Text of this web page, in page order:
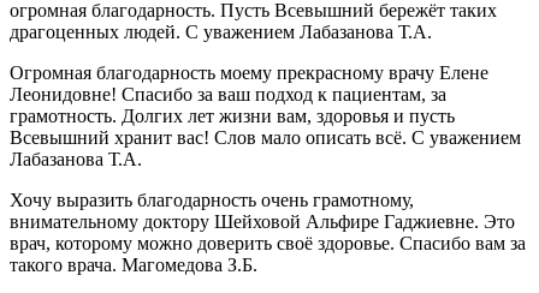
огромная благодарность. Пусть Всевышний бережёт таких
драгоценных людей. С уважением Лабазанова Т.А.
Огромная благодарность моему прекрасному врачу Елене
Леонидовне! Спасибо за ваш подход к пациентам, за
грамотность. Долгих лет жизни вам, здоровья и пусть
Всевышний хранит вас! Слов мало описать всё. С уважением
Лабазанова Т.А.
Хочу выразить благодарность очень грамотному,
внимательному доктору Шейховой Альфире Гаджиевне. Это
врач, которому можно доверить своё здоровье. Спасибо вам за
такого врача. Магомедова З.Б.